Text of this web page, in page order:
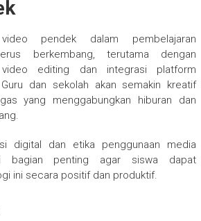
pendek dalam pembelajaran
berkembang, terutama dengan
video editing dan integrasi platform
dan sekolah akan semakin kreatif
yang menggabungkan hiburan dan
digital dan etika penggunaan media
bagian penting agar siswa dapat
ini secara positif dan produktif.